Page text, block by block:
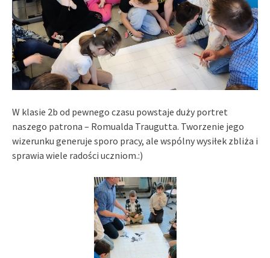
W klasie 2b od pewnego czasu powstaje duży portret
naszego patrona – Romualda Traugutta. Tworzenie jego
wizerunku generuje sporo pracy, ale wspólny wysiłek zbliża i
sprawia wiele radości uczniom.:)